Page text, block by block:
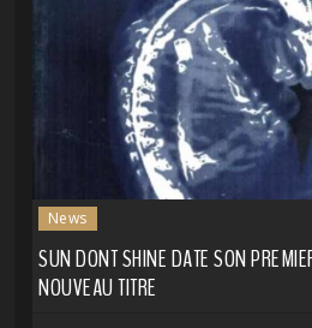
News
SUN DONT SHINE DATE SON
NOUVEAU TITRE